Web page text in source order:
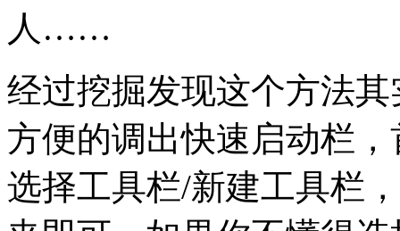
人……
经过挖掘发现这个方法
方便的调出快速启动栏
选择工具栏/新建工具栏